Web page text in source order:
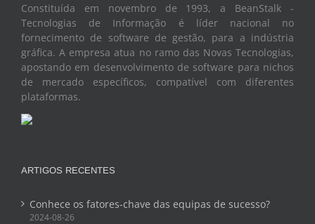
Constituída em novembro de 1993, a BeanStalk -
Tecnologias de Informação é líder nacional no
fornecimento de software de gestão, para a indústria
gráfica. A empresa atua no ramo das Novas Tecnologias,
apostando em desenvolvimento de software para nichos
de mercado específicos, compatível com diferentes
plataformas.
ARTIGOS RECENTES
Conhece os fatores-chave das equipas de sucesso?
2024-08-26